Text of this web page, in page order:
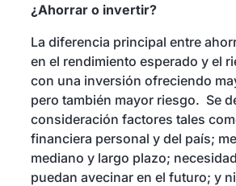
¿Ahorrar o invertir?
La diferencia principal entre
en el rendimiento esperado y el
con una inversión ofreciendo
pero también mayor riesgo. Se
consideración factores tales
financiera personal y del país;
mediano y largo plazo;
puedan avecinar en el futuro; y